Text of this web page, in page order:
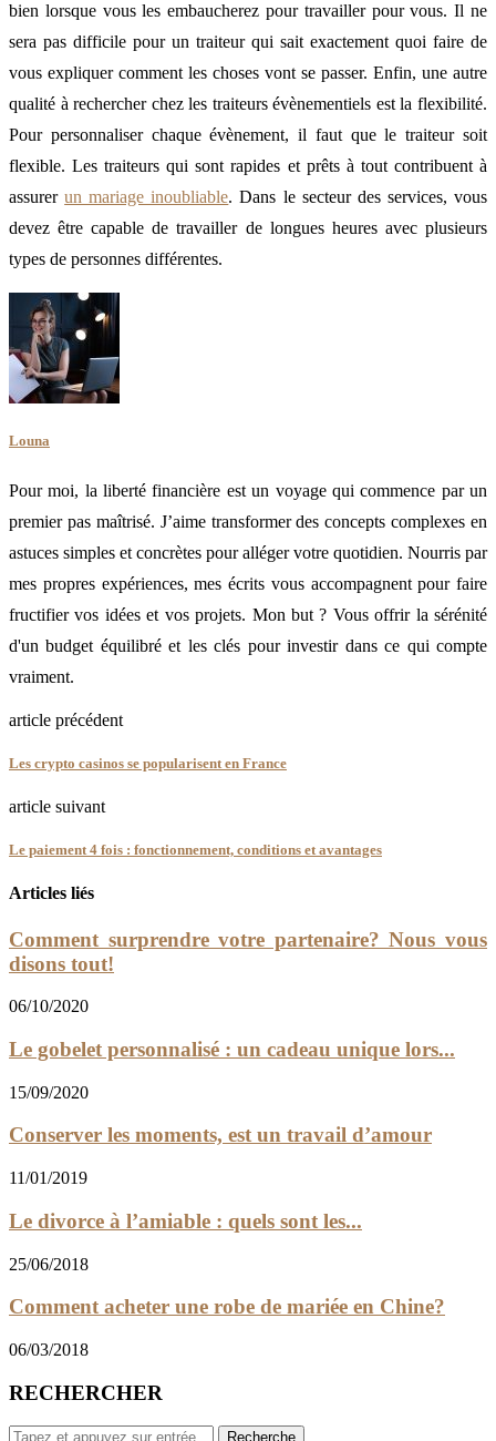
bien lorsque vous les embaucherez pour travailler pour vous. Il ne
sera pas difficile pour un traiteur qui sait exactement quoi faire de
vous expliquer comment les choses vont se passer. Enfin, une autre
qualité à rechercher chez les traiteurs évènementiels est la flexibilité.
Pour personnaliser chaque évènement, il faut que le traiteur soit
flexible. Les traiteurs qui sont rapides et prêts à tout contribuent à
assurerun mariage inoubliable. Dans le secteur des services, vous
devez être capable de travailler de longues heures avec plusieurs
types de personnes différentes.
Louna
Pour moi, la liberté financière est un voyage qui commence par un
premier pas maîtrisé. J’aime transformer des concepts complexes en
astuces simples et concrètes pour alléger votre quotidien. Nourris par
mes propres expériences, mes écrits vous accompagnent pour faire
fructifier vos idées et vos projets. Mon but ? Vous offrir la sérénité
d'un budget équilibré et les clés pour investir dans ce qui compte
vraiment.
article précédent
Les crypto casinos se popularisent en France
article suivant
Le paiement 4 fois : fonctionnement, conditions et avantages
Articles liés
Comment surprendre votre partenaire? Nous vous
disons tout!
06/10/2020
Le gobelet personnalisé : un cadeau unique lors...
15/09/2020
Conserver les moments, est un travail d’amour
11/01/2019
Le divorce à l’amiable : quels sont les...
25/06/2018
Comment acheter une robe de mariée en Chine?
06/03/2018
RECHERCHER